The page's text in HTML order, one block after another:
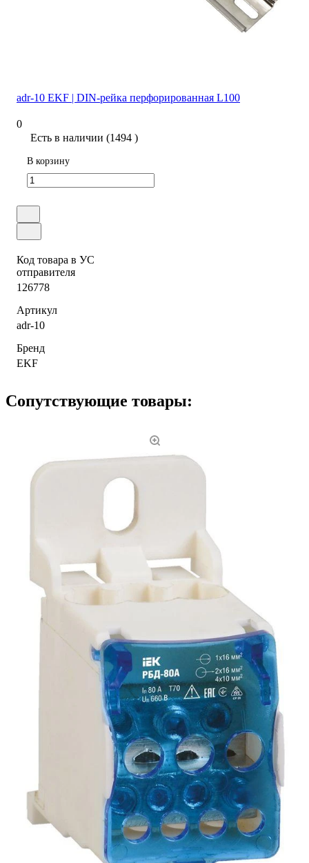
adr-10 EKF | DIN-рейка перфорированная L100
0
Есть в наличии (1494 )
В корзину
Код товара в УС
отправителя
126778
Артикул
adr-10
Бренд
EKF
Сопутствующие товары: